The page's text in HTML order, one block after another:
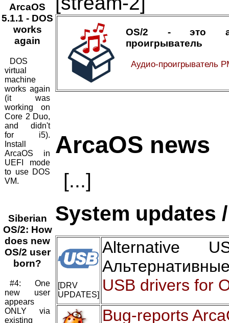
ArcaOS
5.1.1 - DOS
works
again
DOS
virtual
machine
works again
(it was
working on
Core 2 Duo,
and didn't
for i5).
Install
ArcaOS in
UEFI mode
to use DOS
VM.
Siberian
OS/2: How
does new
OS/2 user
born?
#4: One
new user
appears
ONLY via
existing
OS/2 - это
проигрыватель
Аудио-проигрыватель
ArcaOS news
[...]
System updates
[DRV
UPDATES]
Alternative
USB drivers for
Bug-reports